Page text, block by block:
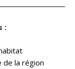
:
de la région